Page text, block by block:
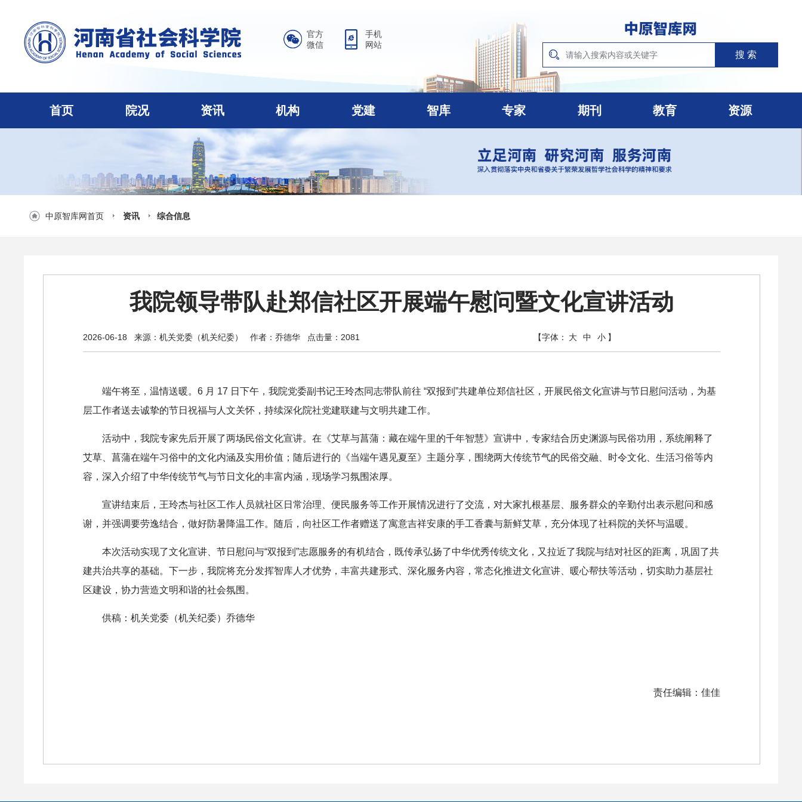
官方
微信
手机
网站
首页 院况 资讯 机构 党建 智库 专家 期刊 教育 资源
中原智库网首页 资讯 综合信息
我院领导带队赴郑信社区开展端午慰问暨文化宣讲活动
2026-06-18 来源：机关党委（机关纪委） 作者：乔德华 点击量：2081 【字体： 大 中 小 】
端午将至，温情送暖。6 月 17 日下午，我院党委副书记王玲杰同志带队前往 “双报到”共建单位郑信社区，开展民俗文化宣讲与节日慰问活动，为基
层工作者送去诚挚的节日祝福与人文关怀，持续深化院社党建联建与文明共建工作。
活动中，我院专家先后开展了两场民俗文化宣讲。在《艾草与菖蒲：藏在端午里的千年智慧》宣讲中，专家结合历史渊源与民俗功用，系统阐释了
艾草、菖蒲在端午习俗中的文化内涵及实用价值；随后进行的《当端午遇见夏至》主题分享，围绕两大传统节气的民俗交融、时令文化、生活习俗等内
容，深入介绍了中华传统节气与节日文化的丰富内涵，现场学习氛围浓厚。
宣讲结束后，王玲杰与社区工作人员就社区日常治理、便民服务等工作开展情况进行了交流，对大家扎根基层、服务群众的辛勤付出表示慰问和感
谢，并强调要劳逸结合，做好防暑降温工作。随后，向社区工作者赠送了寓意吉祥安康的手工香囊与新鲜艾草，充分体现了社科院的关怀与温暖。
本次活动实现了文化宣讲、节日慰问与“双报到”志愿服务的有机结合，既传承弘扬了中华优秀传统文化，又拉近了我院与结对社区的距离，巩固了共
建共治共享的基础。下一步，我院将充分发挥智库人才优势，丰富共建形式、深化服务内容，常态化推进文化宣讲、暖心帮扶等活动，切实助力基层社
区建设，协力营造文明和谐的社会氛围。
供稿：机关党委（机关纪委）乔德华
责任编辑：佳佳